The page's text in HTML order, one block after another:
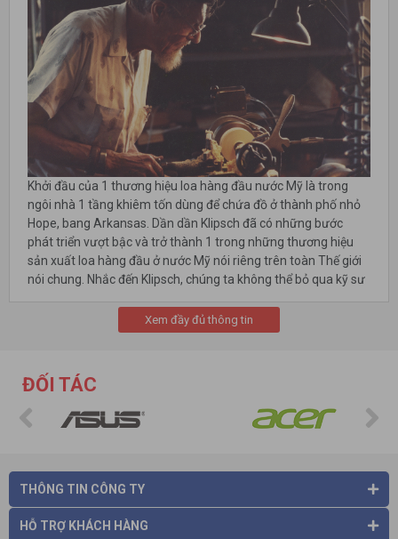
Khởi đầu của 1 thương hiệu loa hàng đầu nước Mỹ là trong
ngôi nhà 1 tầng khiêm tốn dùng để chứa đồ ở thành phố nhỏ
Hope, bang Arkansas. Dần dần Klipsch đã có những bước
phát triển vượt bậc và trở thành 1 trong những thương hiệu
sản xuất loa hàng đầu ở nước Mỹ nói riêng trên toàn Thế giới
nói chung. Nhắc đến Klipsch, chúng ta không thể bỏ qua kỹ sư
lập nên thương hiệu này.Xem đầy đủ thông tin
ĐỐI TÁC
THÔNG TIN CÔNG TY
HỖ TRỢ KHÁCH HÀNG